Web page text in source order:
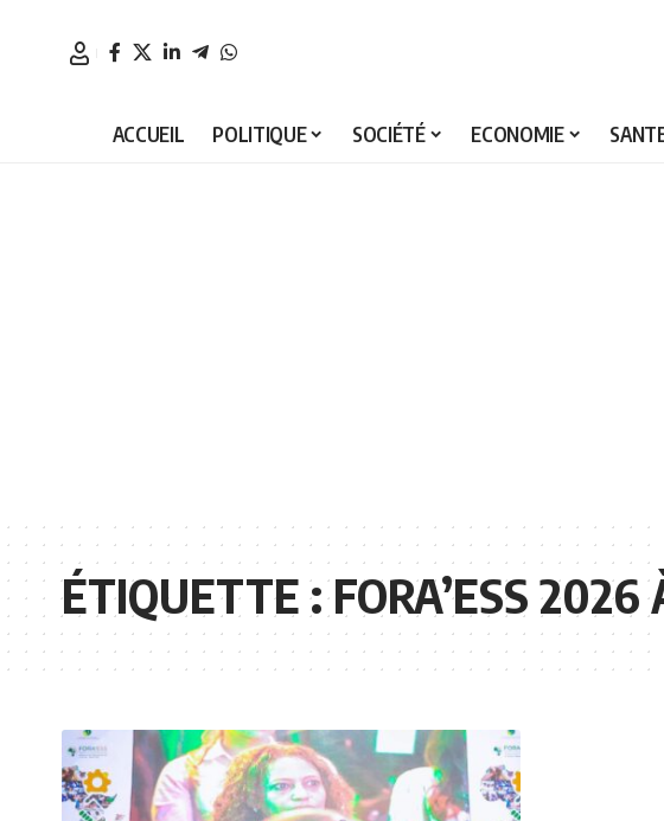
ACCUEIL POLITIQUE SOCIÉTÉ ECONOMIE
ÉTIQUETTE :FORA’ESS 2026